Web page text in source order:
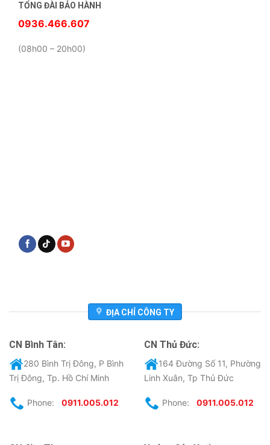
TỔNG ĐÀI BẢO HÀNH
0936.466.607
(08h00 – 20h00)
ĐỊA CHỈ CÔNG TY
CN Bình Tân:
280 Bình Trị Đông, P Bình
Trị Đông, Tp. Hồ Chí Minh
Phone: 0911.005.012
CN Thủ Đức:
164 Đường Số 11, Phường
Linh Xuân, Tp Thủ Đức
Phone: 0911.005.012